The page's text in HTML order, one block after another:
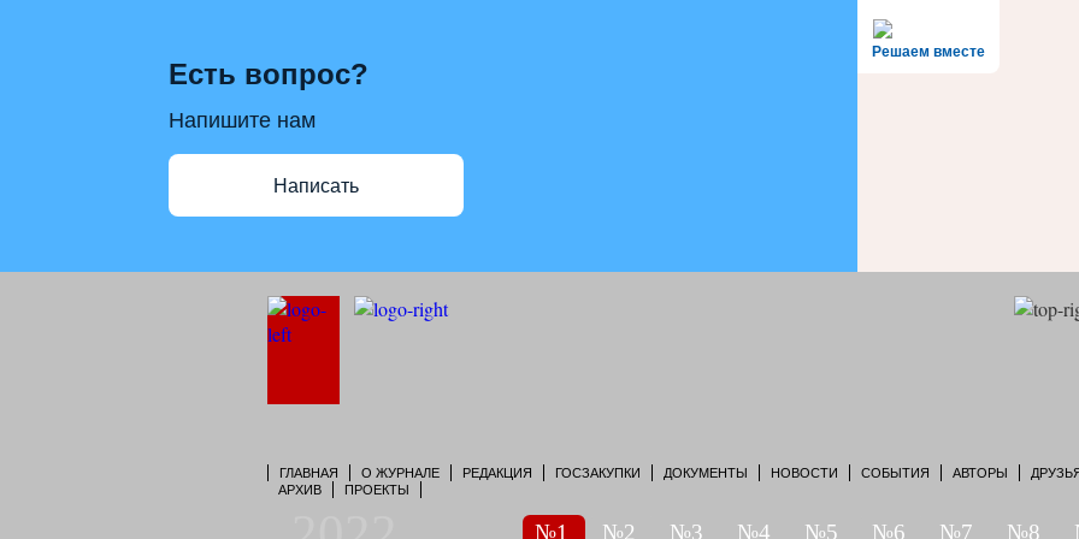
Решаем вместе
Есть вопрос?
Напишите нам
Написать
ГЛАВНАЯ О ЖУРНАЛЕ РЕДАКЦИЯ ГОСЗАКУПКИ ДОКУМЕНТЫ НОВОСТИ СОБЫТИЯ АВТОРЫ
АРХИВ
ПРОЕКТЫ
№1 №2 №3 №4 №5 №6 №7 №8